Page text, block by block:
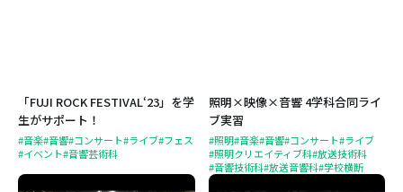
「FUJI ROCK FESTIVAL‘23」を学
生がサポート！
#音楽#音響#コンサート#ライブ#フェス
#イベント#音響芸術科
照明×映像×音響 4学科合同ライ
ブ実習
#照明#音楽#音響#コンサート#ライブ
#照明クリエイティブ科#放送技術科
#音響技術科#放送音響科#学校横断